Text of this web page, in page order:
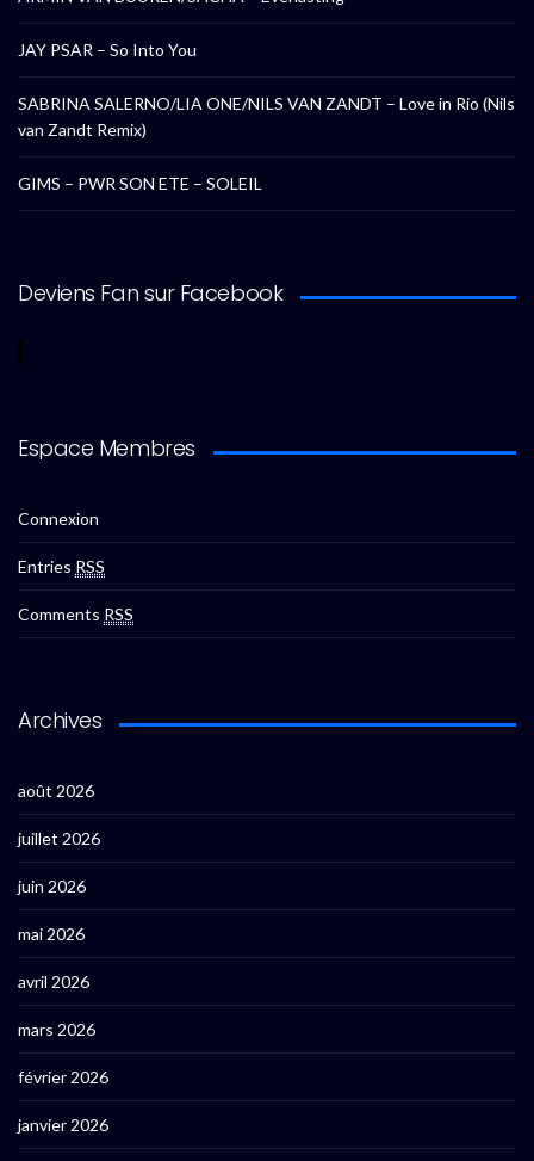
JAY PSAR – So Into You
SABRINA SALERNO/LIA ONE/NILS VAN ZANDT – Love in Rio (Nils
van Zandt Remix)
GIMS – PWR SON ETE – SOLEIL
Deviens Fan sur Facebook
Espace Membres
Connexion
Entries RSS
Comments RSS
Archives
août 2026
juillet 2026
juin 2026
mai 2026
avril 2026
mars 2026
février 2026
janvier 2026